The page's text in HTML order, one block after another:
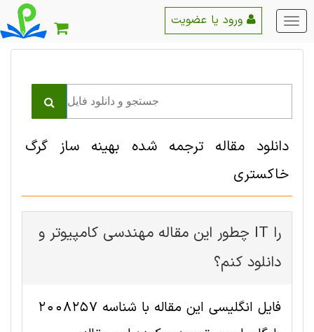
منو
اصلی
دانلود مقاله ترجمه شده بهینه ساز گرگ
خاکستری
چطور این مقاله مهندسی کامپیوتر و IT را
دانلود کنم؟
فایل انگلیسی این مقاله با شناسه 2008257